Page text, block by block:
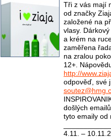
Tři z vás mají
od značky
založené na
vlasy.
a krém na
zaměřena
na zralou
12+.
http://
odpověď, své
došlých
tyto emaily od
4.11. –